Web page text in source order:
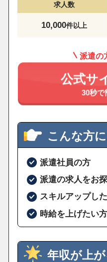
求人数
10,000件以上
派遣の
公式サ
30秒で
こんな方
派遣社員の方
派遣の求人をお
スキルアップし
時給を上げたい方
年収が上